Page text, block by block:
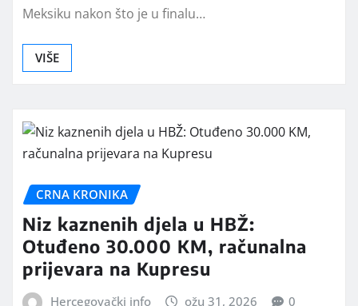
Meksiku nakon što je u finalu…
VIŠE
CRNA KRONIKA
Niz kaznenih djela u HBŽ:
Otuđeno 30.000 KM, računalna
prijevara na Kupresu
Hercegovački info ožu 31, 2026 0